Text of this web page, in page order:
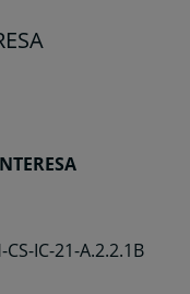
IC-21-A.2.2.1B